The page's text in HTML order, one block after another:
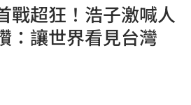
戰超狂！浩子激喊人
讓世界看見台灣